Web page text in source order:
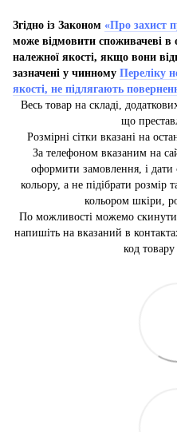
Згідно із Законом «Про захист
може відмовити споживачеві в
належної якості, якщо вони
зазначені у чинному Переліку
якості, не підлягають
Весь товар на складі,
що
Розмірні сітки вказані на
За телефоном вказаним на
оформити замовлення, і дати
кольору, а не підібрати розмір
кольором шкіри,
По можливості можемо скинути
напишіть на вказаний в
код товару